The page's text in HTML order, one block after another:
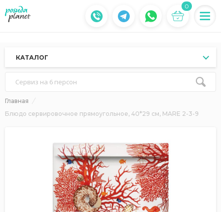
0
КАТАЛОГ
Сервиз на 6 персон
Главная
Блюдо сервировочное прямоугольное, 40*29 см, MARE 2-3-9